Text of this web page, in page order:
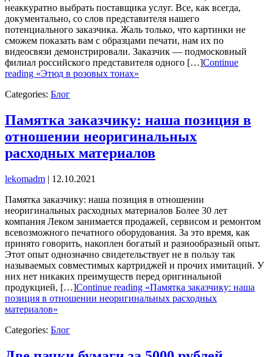
неаккуратно выбрать поставщика услуг. Все, как всегда,
документально, со слов представителя нашего
потенциального заказчика. Жаль только, что картинки не
сможем показать вам с образцами печати, нам их по
видеосвязи демонстрировали. Заказчик — подмосковный
филиал российского представителя одного […]Continue
reading «Этюд в розовых тонах»
Categories: Блог
Памятка заказчику: наша позиция в
отношении неоригинальных
расходных материалов
lekomadm | 12.10.2021
Памятка заказчику: наша позиция в отношении
неоригинальных расходных материалов Более 30 лет
компания Леком занимается продажей, сервисом и ремонтом
всевозможного печатного оборудования. За это время, как
принято говорить, накоплен богатый и разнообразный опыт.
Этот опыт однозначно свидетельствует не в пользу так
называемых совместимых картриджей и прочих имитаций. У
них нет никаких преимуществ перед оригинальной
продукцией, […]Continue reading «Памятка заказчику: наша
позиция в отношении неоригинальных расходных
материалов»
Categories: Блог